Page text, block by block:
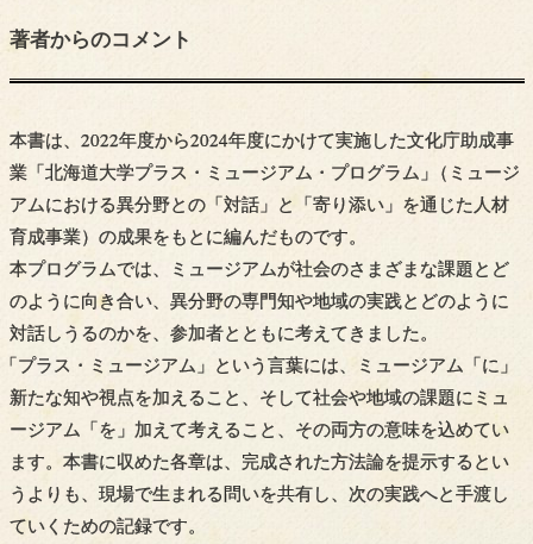
著者からのコメント
本書は、2022年度から2024年度にかけて実施した文化庁助成事
業「北海道大学プラス・ミュージアム・プログラム 」 （ミュージ
アムにおける異分野との「対話」と「寄り添い」を通じた人材
育成事業）の成果をもとに編んだものです。
本プログラムでは、ミュージアムが社会のさまざまな課題とど
のように向き合い、異分野の専門知や地域の実践とどのように
対話しうるのかを、参加者とともに考えてきました。
「プラス・ミュージアム」という言葉には、ミュージアム「に」
新たな知や視点を加えること、そして社会や地域の課題にミュ
ージアム「を」加えて考えること、その両方の意味を込めてい
ます。本書に収めた各章は、完成された方法論を提示するとい
うよりも、現場で生まれる問いを共有し、次の実践へと手渡し
ていくための記録です。